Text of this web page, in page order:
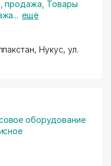
продажа Товары
... ещё
Нукус, ул.
оборудование